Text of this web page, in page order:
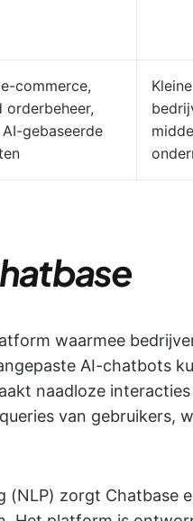
commerce,
orderbeheer,
gebaseerde
Kleine
waarmee
AI-chatbots
naadloze
van gebruikers,
(NLP) zorgt Chatbase